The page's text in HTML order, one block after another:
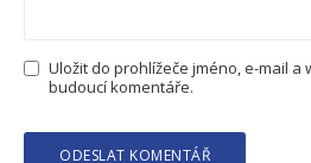
Uložit do prohlížeče jméno, e-mail
budoucí komentáře.